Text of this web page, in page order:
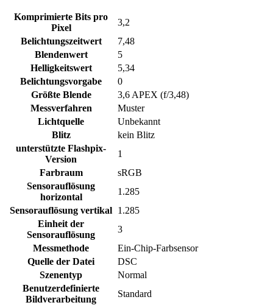
Komprimierte Bits pro
Pixel
3,2
Belichtungszeitwert
7,48
Blendenwert
5
Helligkeitswert
5,34
Belichtungsvorgabe
0
Größte Blende
3,6 APEX (f/3,48)
Messverfahren
Muster
Lichtquelle
Unbekannt
Blitz
kein Blitz
unterstützte Flashpix-
Version
1
Farbraum
sRGB
Sensorauflösung
horizontal
1.285
Sensorauflösung vertikal 1.285
Einheit der
Sensorauflösung
3
Messmethode
Ein-Chip-Farbsensor
Quelle der Datei
DSC
Szenentyp
Normal
Benutzerdefinierte
Bildverarbeitung
Standard